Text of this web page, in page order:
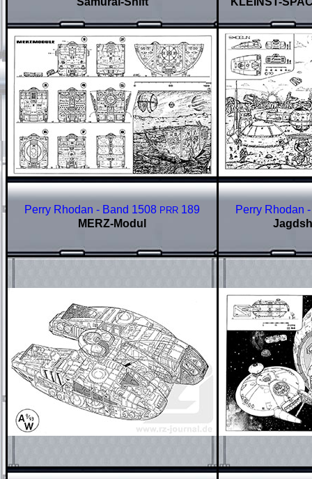
Perry Rhodan - Band 1508 PRR 189
MERZ-Modul
Perry Rhodan